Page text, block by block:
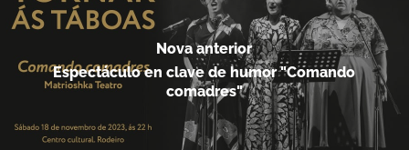
Nova anterior
Espectáculo en clave de humor "Comando
comadres"